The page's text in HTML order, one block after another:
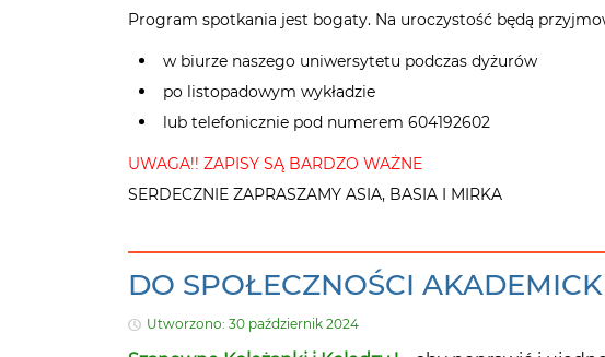
Program spotkania jest bogaty. Na uroczystość będą
w biurze naszego uniwersytetu podczas dyżurów
po listopadowym wykładzie
lub telefonicznie pod numerem 604192602
UWAGA!! ZAPISY SĄ BARDZO WAŻNE
SERDECZNIE ZAPRASZAMY ASIA, BASIA I MIRKA
DO SPOŁECZNOŚCI
Utworzono: 30 październik 2024